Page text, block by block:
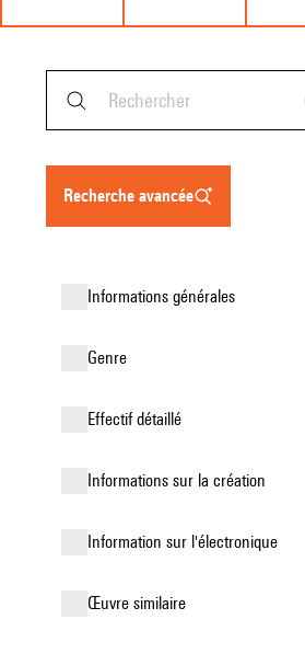
recherche avancée
informations générales
genre
effectif détaillé
informations sur la création
Information sur l'électronique
œuvre similaire